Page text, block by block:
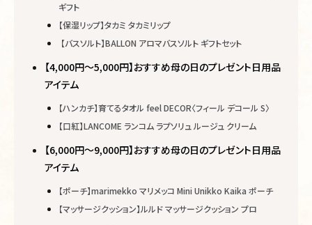
ギフト
【保湿リップ】タカミ タカミリップ
【バスソルト】BALLON アロマバスソルト ギフトセット
【4,000円～5,000円】おすすめ母の日のプレゼント日用品
アイテム
【ハンカチ】育てるタオル feel DECOR〈フィール デコール S〉
【口紅】LANCOME ランコム ラプソリュ ルージュ クリーム
【6,000円～9,000円】おすすめ母の日のプレゼント日用品
アイテム
【ポーチ】marimekko マリメッコ Mini Unikko Kaika ポーチ
【マッサージクッション】ルルド マッサージクッション プロ